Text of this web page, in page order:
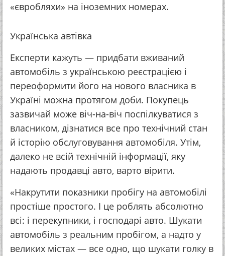
«євробляхи» на іноземних номерах.
Українська автівка
Експерти кажуть — придбати вживаний
автомобіль з українською реєстрацією і
переоформити його на нового власника в
Україні можна протягом доби. Покупець
зазвичай може віч-на-віч поспілкуватися з
власником, дізнатися все про технічний стан
й історію обслуговування автомобіля. Утім,
далеко не всій технічній інформації, яку
надають продавці авто, варто вірити.
«Накрутити показники пробігу на автомобілі
простіше простого. І це роблять абсолютно
всі: і перекупники, і господарі авто. Шукати
автомобіль з реальним пробігом, а надто у
великих містах — все одно, що шукати голку в